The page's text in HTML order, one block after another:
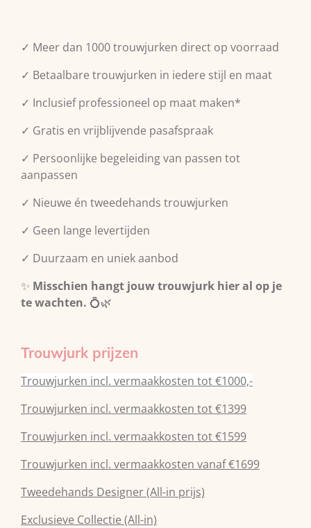
✓ Meer dan 1000 trouwjurken direct op voorraad
✓ Betaalbare trouwjurken in iedere stijl en maat
✓ Inclusief professioneel op maat maken*
✓ Gratis en vrijblijvende pasafspraak
✓ Persoonlijke begeleiding van passen tot
aanpassen
✓ Nieuwe én tweedehands trouwjurken
✓ Geen lange levertijden
✓ Duurzaam en uniek aanbod
✨ Misschien hangt jouw trouwjurk hier al op je
te wachten. 💍🌿
Trouwjurk prijzen
Trouwjurken incl. vermaakkosten tot €1000,-
Trouwjurken incl. vermaakkosten tot €1399
Trouwjurken incl. vermaakkosten tot €1599
Trouwjurken incl. vermaakkosten vanaf €1699
Tweedehands Designer (All-in prijs)
Exclusieve Collectie (All-in)